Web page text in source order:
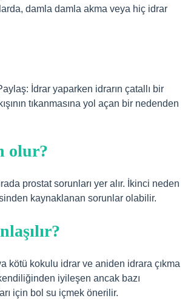
damla damla akma veya hiç idrar
İdrar yaparken idrarın çatallı bir
tıkanmasına yol açan bir nedenden
olur?
prostat sorunları yer alır. İkinci neden
kaynaklanan sorunlar olabilir.
kötü kokulu idrar ve aniden idrara çıkma
iyileşen ancak bazı
için bol su içmek önerilir.